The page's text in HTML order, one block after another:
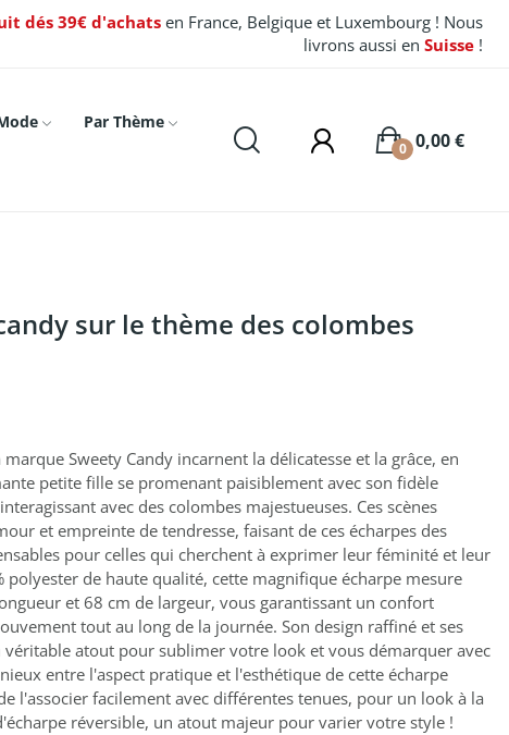
dés 39€ d'achats en France, Belgique et Luxembourg ! Nous
livrons aussi enSuisse !
Par Thème
0,00 €
0
sur le thème des colombes
Sweety Candy incarnent la délicatesse et la grâce, en
petite fille se promenant paisiblement avec son fidèle
avec des colombes majestueuses. Ces scènes
et empreinte de tendresse, faisant de ces écharpes des
pour celles qui cherchent à exprimer leur féminité et leur
polyester de haute qualité, cette magnifique écharpe mesure
et 68 cm de largeur, vous garantissant un confort
tout au long de la journée. Son design raffiné et ses
atout pour sublimer votre look et vous démarquer avec
entre l'aspect pratique et l'esthétique de cette écharpe
l'associer facilement avec différentes tenues, pour un look à la
réversible, un atout majeur pour varier votre style !